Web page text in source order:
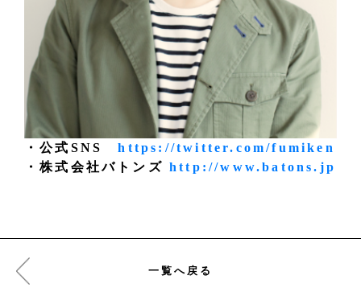
・公式SNShttps://twitter.com/fumiken
・株式会社バトンズ http://www.batons.jp
一覧へ戻る